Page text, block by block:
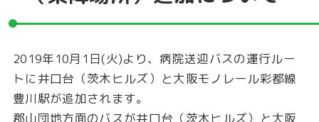
2019年10月1日(火)より、病院送迎バスの運行ルー
トに井口台（茨木ヒルズ）と大阪モノレール彩都線
豊川駅が追加されます。
郡山団地方面のバスが井口台（茨木ヒルズ）と大阪